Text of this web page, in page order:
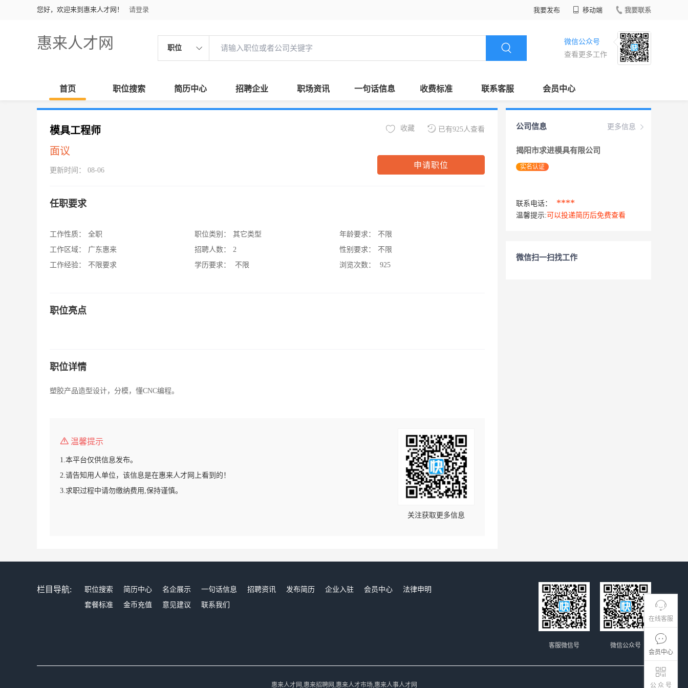
您好，欢迎来到惠来人才网！ 请登录 我要发布 移动端 我要联系
惠来人才网 职位
微信公众号
查看更多工作
首页 职位搜索 简历中心 招聘企业 职场资讯 一句话信息 收费标准 联系客服 会员中心
在线客服
会员中心
公 众 号
模具工程师
面议
更新时间： 08-06
已有925人查看
收藏
申请职位
任职要求
工作性质：
全职
工作区域：
广东惠来
工作经验：
不限要求
职位类别：
其它类型
招聘人数：
2
学历要求：
不限
年龄要求：
不限
性别要求：
不限
浏览次数：
925
职位亮点
职位详情
塑胶产品造型设计，分模，懂CNC编程。
温馨提示
1.本平台仅供信息发布。
2.请告知用人单位，该信息是在惠来人才网上看到的！
3.求职过程中请勿缴纳费用,保持谨慎。
关注获取更多信息
更多信息
公司信息
揭阳市求进模具有限公司
实名认证
联系电话： ****
温馨提示: 可以投递简历后免费查看
微信扫一扫找工作
栏目导航: 职位搜索 简历中心 名企展示 一句话信息 招聘资讯 发布简历 企业入驻 会员中心
法律申明
套餐标准
金币充值 意见建议 联系我们
微信公众号
客服微信号
惠来人才网,惠来招聘网,惠来人才市场,惠来人事人才网